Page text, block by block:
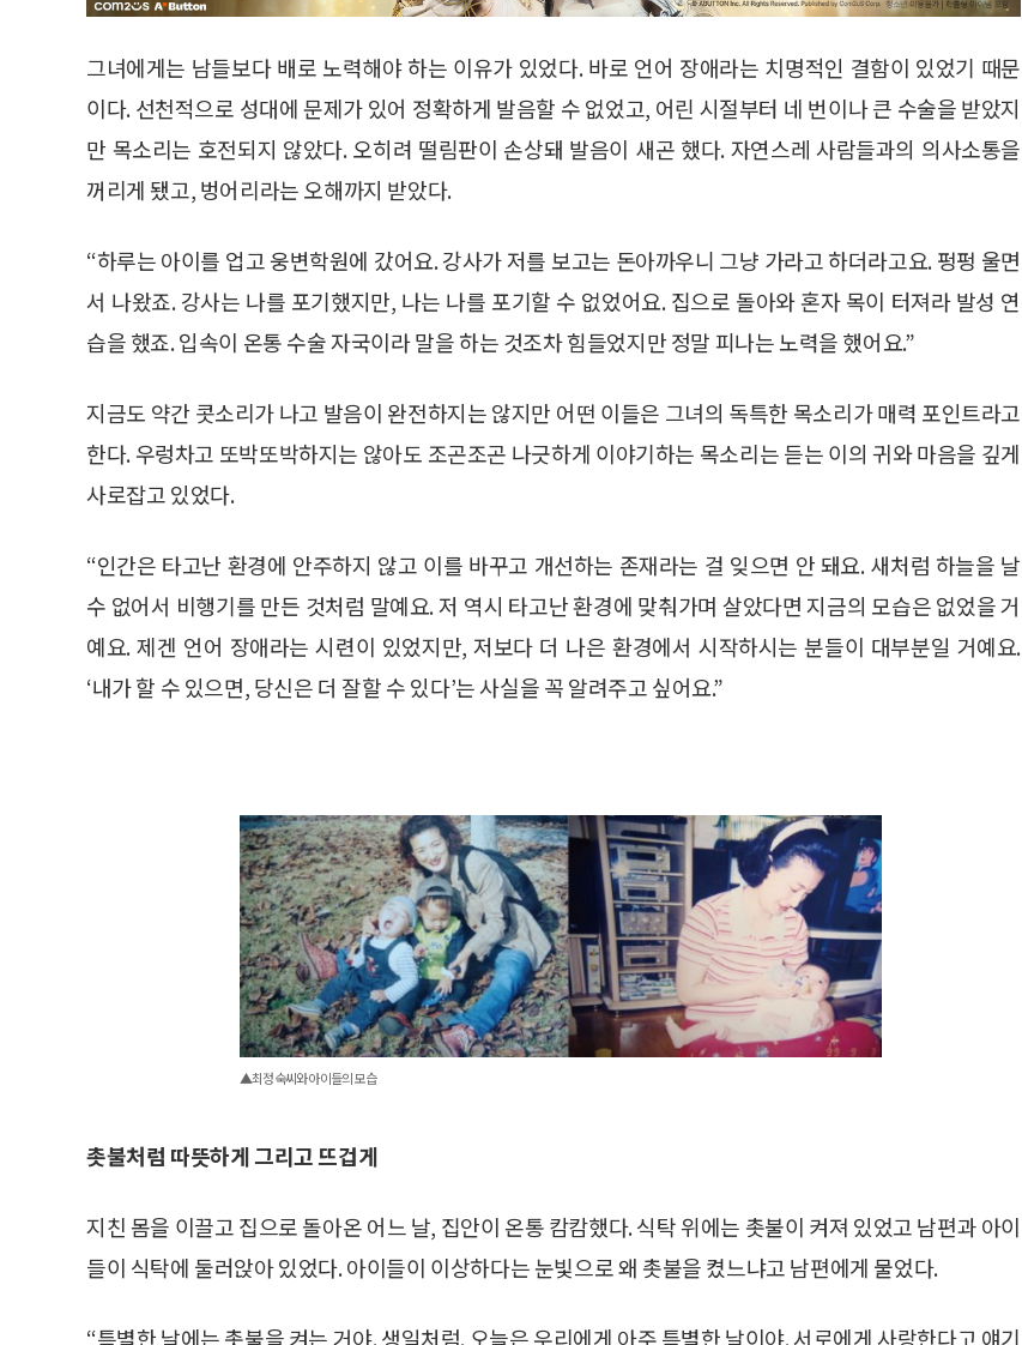
그녀에게는 남들보다 배로 노력해야 하는 이유가 있었다. 바로 언어 장애라는 치명적인 결함이 있었기 때문
이다. 선천적으로 성대에 문제가 있어 정확하게 발음할 수 없었고, 어린 시절부터 네 번이나 큰 수술을 받았지
만 목소리는 호전되지 않았다. 오히려 떨림판이 손상돼 발음이 새곤 했다. 자연스레 사람들과의 의사소통을
꺼리게 됐고, 벙어리라는 오해까지 받았다.
“하루는 아이를 업고 웅변학원에 갔어요. 강사가 저를 보고는 돈아까우니 그냥 가라고 하더라고요. 펑펑 울면
서 나왔죠. 강사는 나를 포기했지만, 나는 나를 포기할 수 없었어요. 집으로 돌아와 혼자 목이 터져라 발성 연
습을 했죠. 입속이 온통 수술 자국이라 말을 하는 것조차 힘들었지만 정말 피나는 노력을 했어요.”
지금도 약간 콧소리가 나고 발음이 완전하지는 않지만 어떤 이들은 그녀의 독특한 목소리가 매력 포인트라고
한다. 우렁차고 또박또박하지는 않아도 조곤조곤 나긋하게 이야기하는 목소리는 듣는 이의 귀와 마음을 깊게
사로잡고 있었다.
“인간은 타고난 환경에 안주하지 않고 이를 바꾸고 개선하는 존재라는 걸 잊으면 안 돼요. 새처럼 하늘을 날
수 없어서 비행기를 만든 것처럼 말예요. 저 역시 타고난 환경에 맞춰가며 살았다면 지금의 모습은 없었을 거
예요. 제겐 언어 장애라는 시련이 있었지만, 저보다 더 나은 환경에서 시작하시는 분들이 대부분일 거예요.
‘내가 할 수 있으면, 당신은 더 잘할 수 있다’는 사실을 꼭 알려주고 싶어요.”
▲최정숙씨와 아이들의 모습
촛불처럼 따뜻하게 그리고 뜨겁게
지친 몸을 이끌고 집으로 돌아온 어느 날, 집안이 온통 캄캄했다. 식탁 위에는 촛불이 켜져 있었고 남편과 아이
들이 식탁에 둘러앉아 있었다. 아이들이 이상하다는 눈빛으로 왜 촛불을 켰느냐고 남편에게 물었다.
“특별한 날에는 촛불을 켜는 거야. 생일처럼. 오늘은 우리에게 아주 특별한 날이야. 서로에게 사랑한다고 얘기